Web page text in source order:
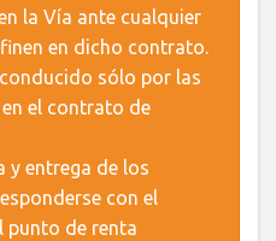
la Vía ante cualquier
en dicho contrato.
sólo por las
el contrato de
y entrega de los
con el
punto de renta